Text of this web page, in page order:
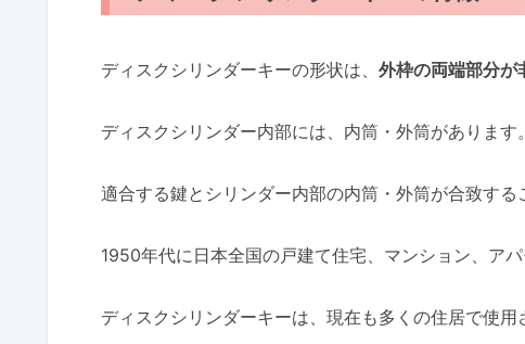
ディスクシリンダーキーの形状は、 外枠の両端部分が
ディスクシリンダー内部には、内筒・外筒があります。
適合する鍵とシリンダー内部の内筒・外筒が合致する
1950年代に日本全国の戸建て住宅、マンション、ア
ディスクシリンダーキーは、現在も多くの住居で使用